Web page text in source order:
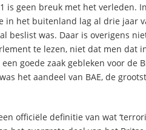
is geen breuk met het verleden.
in het buitenland lag al drie jaar
beslist was. Daar is overigens
te lezen, niet dat men dat
goede zaak gebleken voor de
het aandeel van BAE, de
officiële definitie van wat